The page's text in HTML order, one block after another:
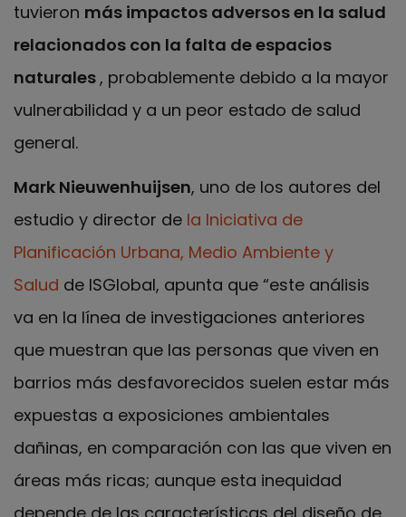
tuvieron más impactos adversos en la salud
relacionados con la falta de espacios
naturales, probablemente debido a la mayor
vulnerabilidad y a un peor estado de salud
general.
Mark Nieuwenhuijsen, uno de los autores del
estudio y director de la Iniciativa de
Planificación Urbana, Medio Ambiente y
Salud de ISGlobal, apunta que “este análisis
va en la línea de investigaciones anteriores
que muestran que las personas que viven en
barrios más desfavorecidos suelen estar más
expuestas a exposiciones ambientales
dañinas, en comparación con las que viven en
áreas más ricas; aunque esta inequidad